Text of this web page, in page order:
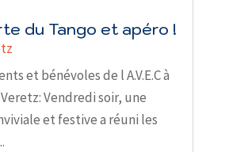
du Tango et apéro !
et bénévoles de l A.V.E.C à
Vendredi soir, une
et festive a réuni les